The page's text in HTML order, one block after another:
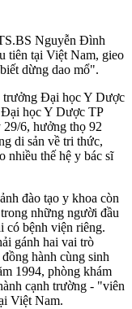
Nguyễn Đình
tiên tại Việt Nam, gieo
dừng dao mổ".
Đại học Y Dược
học Y Dược TP
6, hưởng thọ 92
di sản về tri thức,
nhiều thế hệ y bác sĩ
đào tạo y khoa còn
những người đầu
có bệnh viện riêng.
gánh hai vai trò
hành cùng sinh
1994, phòng khám
cạnh trường - "viên
Việt Nam.